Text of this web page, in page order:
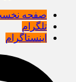
صفحه
تلگرام
اینستاگرام